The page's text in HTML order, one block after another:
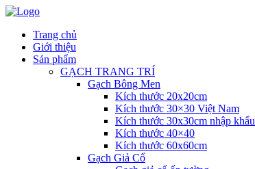
Trang chủ
Giới thiệu
Sản phẩm
GẠCH TRANG TRÍ
Gạch Bông Men
Kích thước 20x20cm
Kích thước 30×30 Việt Nam
Kích thước 30x30cm nhập khẩu
Kích thước 40×40
Kích thước 60x60cm
Gạch Giả Cổ